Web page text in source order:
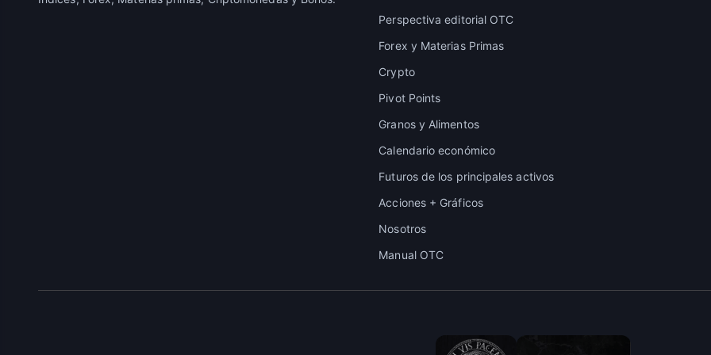
Perspectiva editorial OTC
Forex y Materias Primas
Crypto
Pivot Points
Granos y Alimentos
Calendario económico
Futuros de los principales activos
Acciones + Gráficos
Nosotros
Manual OTC